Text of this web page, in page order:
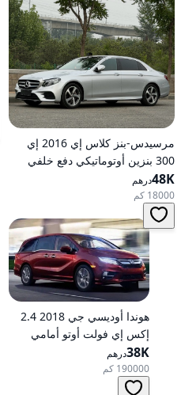
مرسيدس-بنز كلاس إي 2016 إي
300 بنزين أوتوماتيكي دفع خلفي
48Kدرهم
18000 كم
هوندا أوديسي جي 2018 2.4
إكس إي فولت أوتو أمامي
الدفع
38Kدرهم
190000 كم